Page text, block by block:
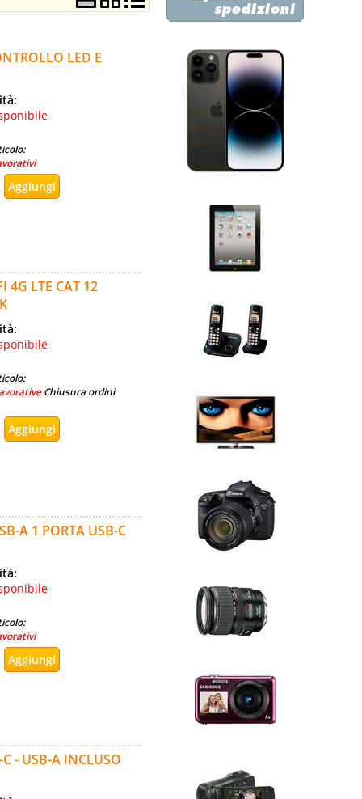
LED E
4G LTE CAT 12
Chiusura ordini
A 1 PORTA USB-C
- USB-A INCLUSO